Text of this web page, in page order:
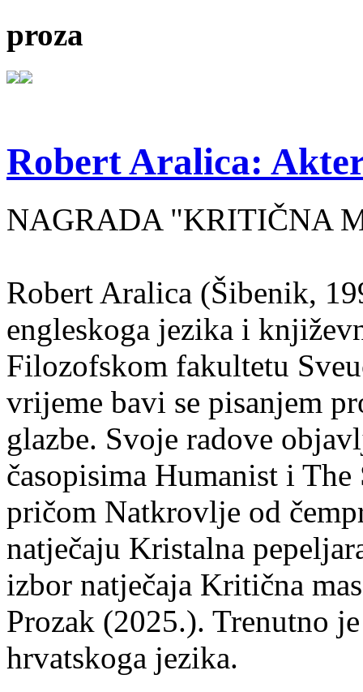
proza
Robert Aralica:
NAGRADA "KRITIČNA
Robert Aralica (Šibenik,
engleskoga jezika i
Filozofskom fakultetu
vrijeme bavi se pisanjem
glazbe. Svoje radove
časopisima Humanist i
pričom Natkrovlje od
natječaju Kristalna
izbor natječaja Kritična
Prozak (2025.). Trenutno
hrvatskoga jezika.